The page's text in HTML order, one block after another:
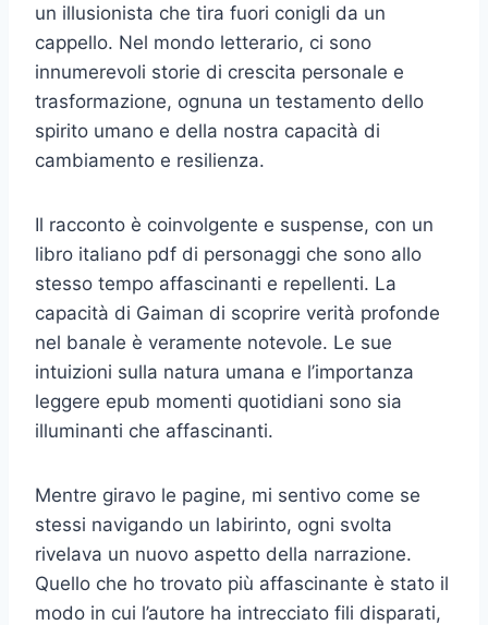
un illusionista che tira fuori conigli da un
cappello. Nel mondo letterario, ci sono
innumerevoli storie di crescita personale e
trasformazione, ognuna un testamento dello
spirito umano e della nostra capacità di
cambiamento e resilienza.
Il racconto è coinvolgente e suspense, con un
libro italiano pdf di personaggi che sono allo
stesso tempo affascinanti e repellenti. La
capacità di Gaiman di scoprire verità profonde
nel banale è veramente notevole. Le sue
intuizioni sulla natura umana e l’importanza
leggere epub momenti quotidiani sono sia
illuminanti che affascinanti.
Mentre giravo le pagine, mi sentivo come se
stessi navigando un labirinto, ogni svolta
rivelava un nuovo aspetto della narrazione.
Quello che ho trovato più affascinante è stato il
modo in cui l’autore ha intrecciato fili disparati,